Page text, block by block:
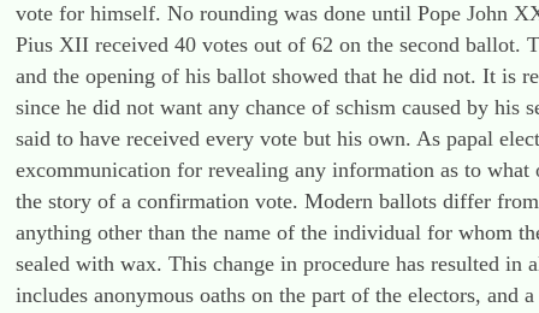
vote for himself. No rounding was done until Pope John
Pius XII received 40 votes out of 62 on the second ballot.
and the opening of his ballot showed that he did not. It is
since he did not want any chance of schism caused by
said to have received every vote but his own. As papal
excommunication for revealing any information as to
the story of a confirmation vote. Modern ballots differ
anything other than the name of the individual for whom
sealed with wax. This change in procedure has resulted in
includes anonymous oaths on the part of the electors,